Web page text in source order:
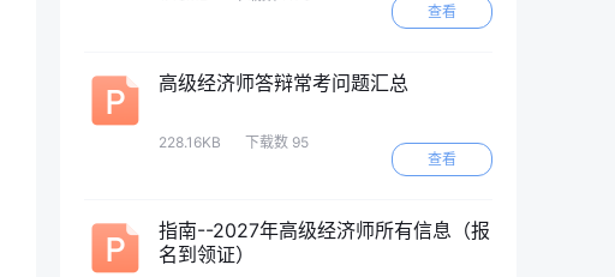
查看
高级经济师答辩常考问题汇总
228.16KB
下载数 95
查看
指南--2027年高级经济师所有信息（报
名到领证）